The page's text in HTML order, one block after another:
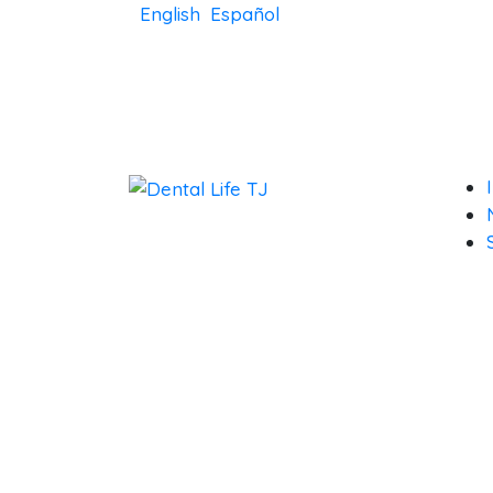
English Español